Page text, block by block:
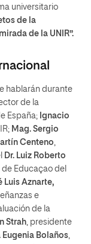
universitario
de la
de la UNIR”.
hablarán durante
de la
España; Ignacio
Mag. Sergio
Centeno,
Dr. Luiz Roberto
Educaçao del
Luis Aznarte,
e
de la
Strah, presidente
Eugenia Bolaños,